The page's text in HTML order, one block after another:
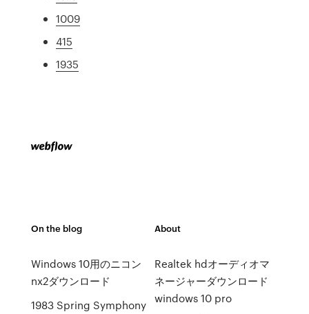
1009
415
1935
On the blog
Windows 10用のニコン
nx2ダウンロード
1983 Spring Symphony
About
Realtek hdオーディオマ
ネージャーダウンロード
windows 10 pro